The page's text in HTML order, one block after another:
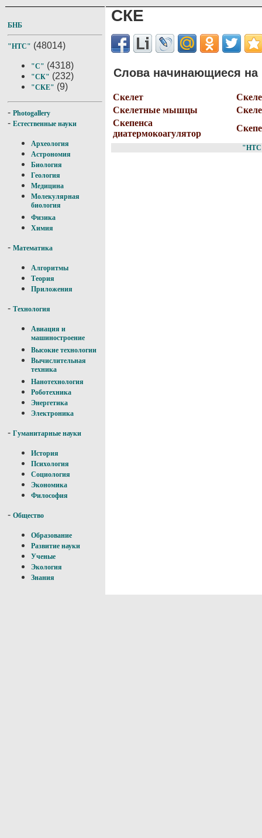
БНБ
"НТС" (48014)
"С" (4318)
"СК" (232)
"СКЕ" (9)
- Photogallery
- Естественные науки
Археология
Астрономия
Биология
Геология
Медицина
Молекулярная
биология
Физика
Химия
- Математика
Алгоритмы
Теория
Приложения
- Технология
Авиация и
машиностроение
Высокие технологии
Вычислительная
техника
Нанотехнология
Роботехника
Энергетика
Электроника
- Гуманитарные науки
История
Психология
Социология
Экономика
Философия
- Общество
Образование
Развитие науки
Ученые
Экология
Знания
СКЕ
Слова начинающиеся на
Скелет
Скелетные мышцы
Скепенса
диатермокоагулятор